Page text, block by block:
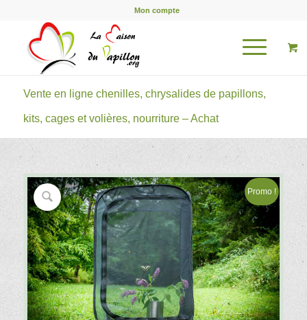
Mon compte
Vente en ligne chenilles, chrysalides de papillons,
kits, cages et volières, nourriture – Achat
Promo !